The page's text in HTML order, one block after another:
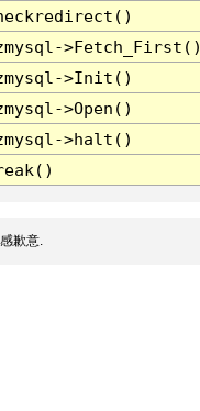
>Init()
>Open()
>halt()
歉意.